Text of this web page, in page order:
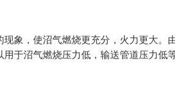
象，使沼气燃烧更充分，火力更大。
于沼气燃烧压力低，输送管道压力低